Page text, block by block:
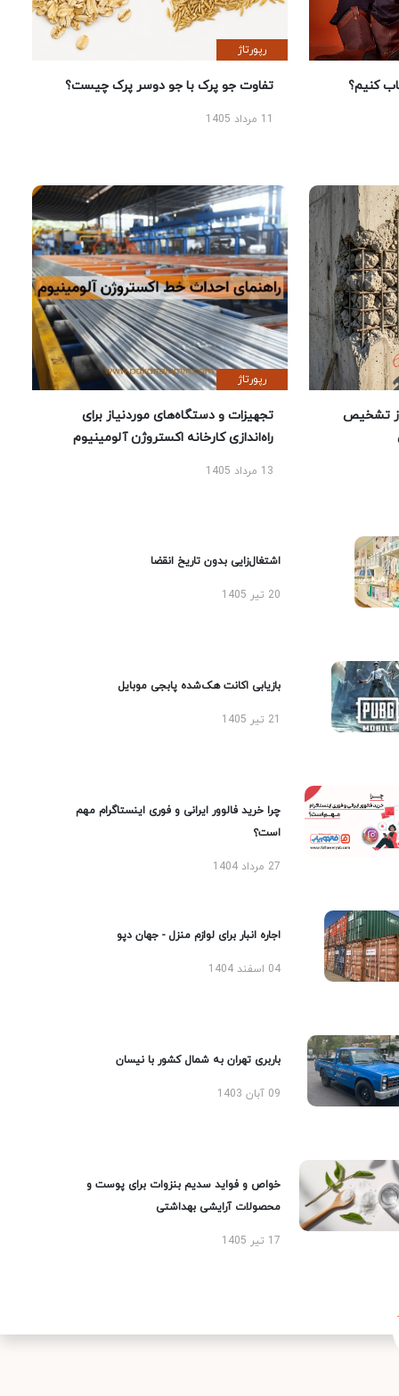
کنیم؟
رپورتاژ
تفاوت جو پرک با جو دوسر پرک چیست؟
تشخیص
رپورتاژ
تجهیزات و دستگاه‌های موردنیاز برای
راه‌اندازی کارخانه اکستروژن آلومینیوم
13 مرداد 1405
اشتغال‌زایی بدون تاریخ انقضا
20 تیر 1405
بازیابی اکانت هک‌شده پابجی موبایل
چرا خرید فالوور ایرانی و فوری اینستاگرام مهم
است؟
27 مرداد 1404
اجاره انبار برای لوازم منزل - جهان دپو
04 اسفند 1404
باربری تهران به شمال کشور با نیسان
09 آبان 1403
خواص و فواید سدیم بنزوات برای پوست و
محصولات آرایشی بهداشتی
17 تیر 1405